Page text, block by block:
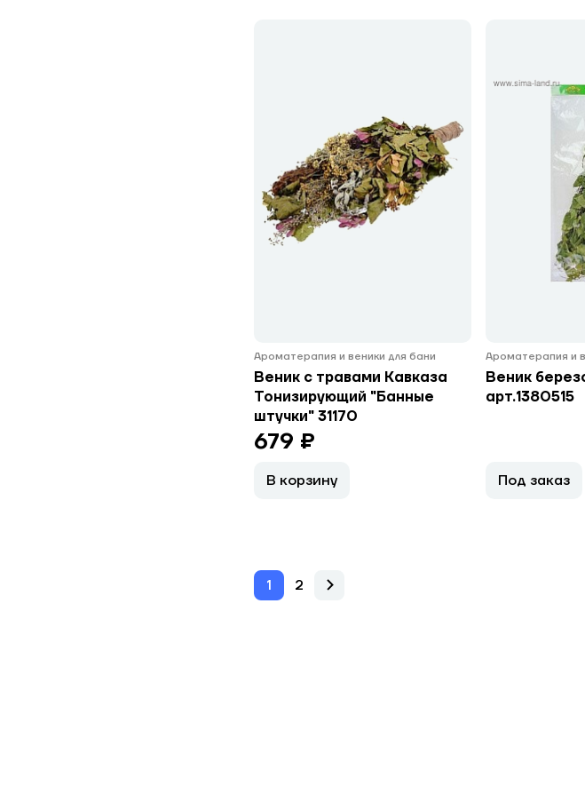
Ароматерапия и веники для бани
Веник с травами Кавказа
Тонизирующий "Банные
штучки" 31170
679 ₽
В корзину
Ароматерапия и
Веник
арт.1380515
Под заказ
1 2